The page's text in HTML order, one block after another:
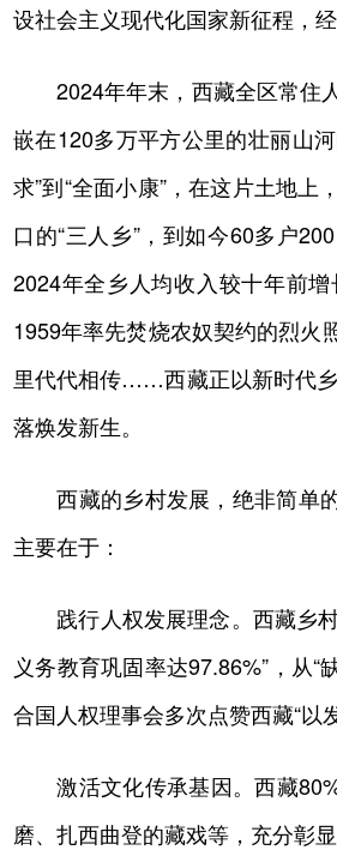
设社会主义现代化国家新征程，
2024年年末，西藏全区常住人
嵌在120多万平方公里的壮丽山
求”到“全面小康”，在这片土地
口的“三人乡”，到如今60多户
2024年全乡人均收入较十年前
1959年率先焚烧农奴契约的烈火
里代代相传……西藏正以新时代乡
落焕发新生。
西藏的乡村发展，绝非简单的
主要在于：
践行人权发展理念。西藏乡村
义务教育巩固率达97.86%”，从
合国人权理事会多次点赞西藏“以
激活文化传承基因。西藏80%
磨、扎西曲登的藏戏等，充分彰